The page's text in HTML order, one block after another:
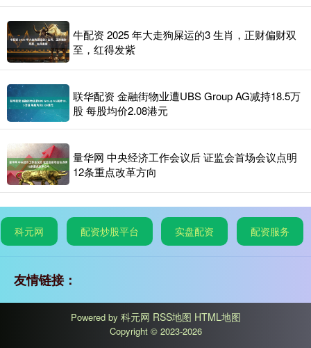
牛配资 2025 年大走狗屎运的3 生肖，正财偏财双
至，红得发紫
联华配资 金融街物业遭UBS Group AG减持18.5万
股 每股均价2.08港元
量华网 中央经济工作会议后 证监会首场会议点明
12条重点改革方向
科元网 配资炒股平台 实盘配资 配资服务
友情链接：
Powered by 科元网 RSS地图 HTML地图
Copyright © 2023-2026